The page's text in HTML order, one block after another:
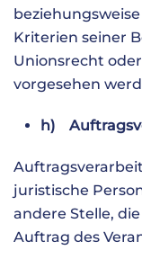
Kriterien seiner
Unionsrecht
vorgesehen
h)
juristische
andere Stelle,
Auftrag des